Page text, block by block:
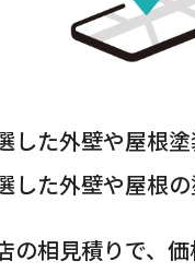
した外壁や屋根
した外壁や屋根
の相見積りで、